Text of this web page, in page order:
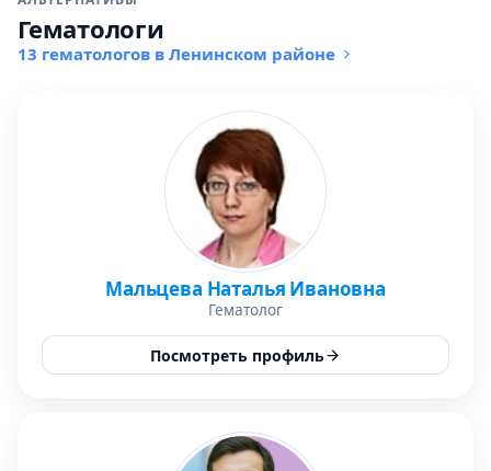
Гематологи
13 гематологов в Ленинском районе
Мальцева Наталья Ивановна
Гематолог
Посмотреть профиль